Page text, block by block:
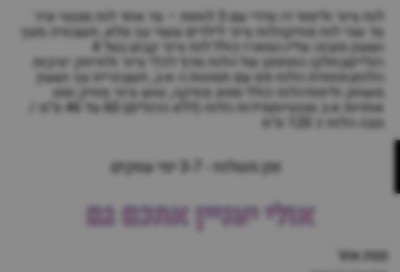
לוח ציור ולימוד דו צדדי עם 3 לוחות – צד אחד לוח מגנטי וגיר
צד שני לוח מחיקהלוח ציור לילדים עשוי עץ מלא, חשבוניה מעץ
ושעון מובנה עליו.המארז כולל:לוח ציור קבוע בעל 4
רגלייםבחלקו התחתון של הלוח מדף לכלי ציור ולחיזוק יציבות
הלוחבתחתית הלוח פס עם תמונות ה א-ב, חשבוניית עץ ושעון
משחק ולימודהלוח כולל ספוג מחיקה, טוש ציור מחיק וסט
אותיות א-ב מגנטיותמידות הלוח (ללא הרגלים) 60 על 46 ס"מ /
גובה הלוח כ 120 ס"מ
זמן משלוח - 3-7 ימי עסקים
אולי יעניין אתכם גם
מפת אתר